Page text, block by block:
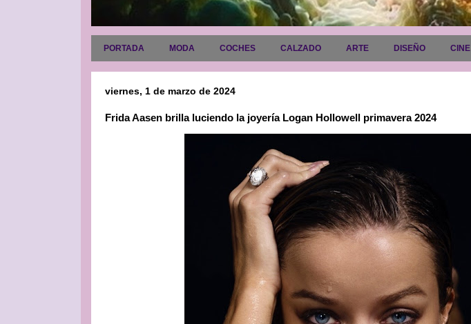
PORTADA MODA COCHES CALZADO ARTE DISEÑO CINE
viernes, 1 de marzo de 2024
Frida Aasen brilla luciendo la joyería Logan Hollowell primavera 2024